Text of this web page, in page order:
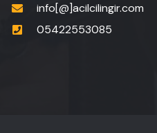
info[@]acilcilingir.com
05422553085